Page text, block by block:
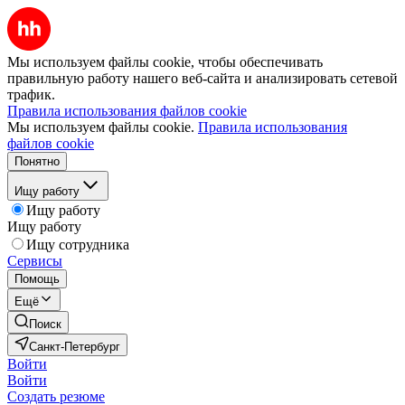
Мы используем файлы cookie, чтобы обеспечивать
правильную работу нашего веб-сайта и анализировать сетевой
трафик.
Правила использования файлов cookie
Мы используем файлы cookie. Правила использования
файлов cookie
Понятно
Ищу работу
Ищу работу
Ищу работу
Ищу сотрудника
Сервисы
Помощь
Ещё
Поиск
Санкт-Петербург
Войти
Войти
Создать резюме